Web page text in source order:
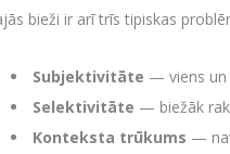
bieži ir arī trīs tipiskas
Subjektivitāte — viens un
Selektivitāte — biežāk
Konteksta trūkums —